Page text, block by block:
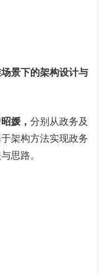
景下的架构设计与
媛，分别从政务及
架构方法实现政务
思路。